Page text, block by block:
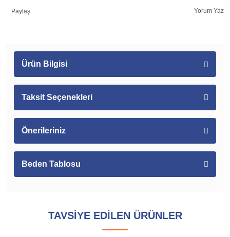
Paylaş Yorum Yaz
Ürün Bilgisi
Taksit Seçenekleri
Önerileriniz
Beden Tablosu
TAVSİYE EDİLEN ÜRÜNLER